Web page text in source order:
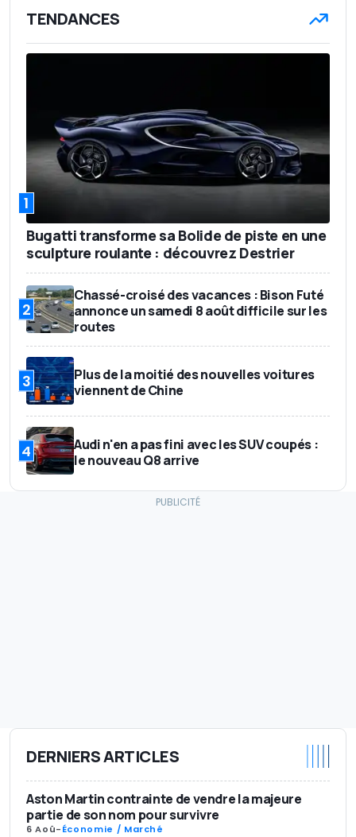
TENDANCES
1
Bugatti transforme sa Bolide de piste en une
sculpture roulante : découvrez Destrier
2
Chassé-croisé des vacances : Bison Futé
annonce un samedi 8 août difficile sur les
routes
3
Plus de la moitié des nouvelles voitures
viennent de Chine
4
Audi n'en a pas fini avec les SUV coupés :
le nouveau Q8 arrive
DERNIERS ARTICLES
Aston Martin contrainte de vendre la majeure
partie de son nom pour survivre
6 Aoû-Économie / Marché